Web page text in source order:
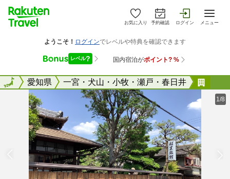
お気に入り 予約確認 ログイン メニュー
全国愛知県 一宮・犬山・小牧・瀬戸・春日井
全国
1/8